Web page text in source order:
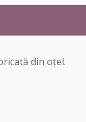
din oțel.